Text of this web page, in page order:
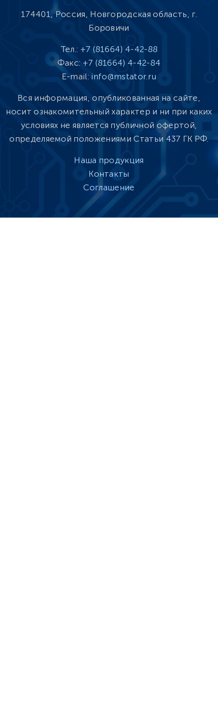
174401, Россия, Новгородская область, г.
Боровичи
Тел.: +7 (81664) 4-42-88
Факс: +7 (81664) 4-42-84
E-mail: info@mstator.ru
Вся информация, опубликованная на сайте,
носит ознакомительный характер и ни при каких
условиях не является публичной офертой,
определяемой положениями Статьи 437 ГК РФ.
Наша продукция
Контакты
Соглашение